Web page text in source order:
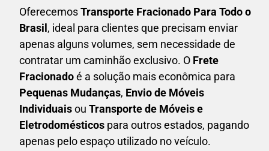
OferecemosTransporte Fracionado Para Todo o
Brasil, ideal para clientes que precisam enviar
apenas alguns volumes, sem necessidade de
contratar um caminhão exclusivo. O Frete
Fracionadoé a solução mais econômica para
Pequenas Mudanças, Envio de Móveis
Individuaisou Transporte de Móveis e
Eletrodomésticos para outros estados, pagando
apenas pelo espaço utilizado no veículo.